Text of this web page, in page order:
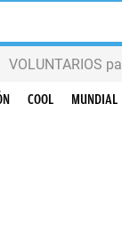
VOLUNTARIOS
COOL MUNDIAL